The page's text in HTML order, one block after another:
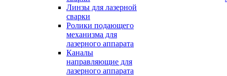
Линзы для лазерной
сварки
Ролики подающего
механизма для
лазерного аппарата
Каналы
направляющие для
лазерного аппарата